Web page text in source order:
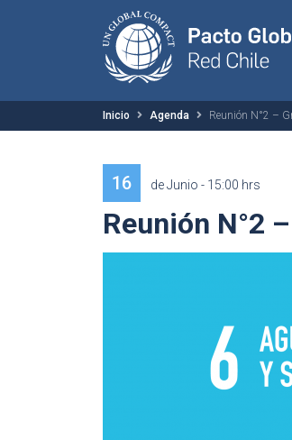
Inicio Agenda Reunión N°2 –
16 de Junio - 15:00 hrs
Reunión N°2